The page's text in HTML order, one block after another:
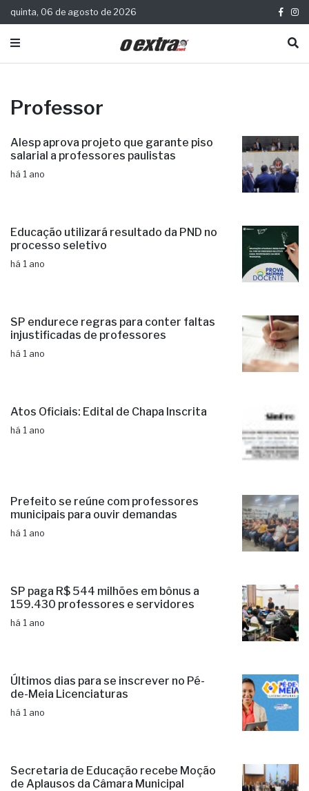
quinta, 06 de agosto de 2026
Professor
Alesp aprova projeto que garante piso
salarial a professores paulistas
há 1 ano
Educação utilizará resultado da PND no
processo seletivo
há 1 ano
SP endurece regras para conter faltas
injustificadas de professores
há 1 ano
Atos Oficiais: Edital de Chapa Inscrita
há 1 ano
Prefeito se reúne com professores
municipais para ouvir demandas
há 1 ano
SP paga R$ 544 milhões em bônus a
159.430 professores e servidores
há 1 ano
Últimos dias para se inscrever no Pé-
de-Meia Licenciaturas
há 1 ano
Secretaria de Educação recebe Moção
de Aplausos da Câmara Municipal